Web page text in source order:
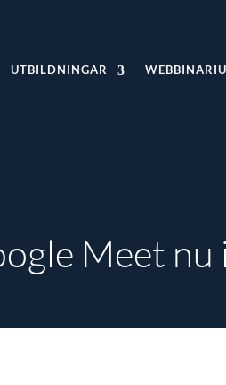
UTBILDNINGAR
Meet nu